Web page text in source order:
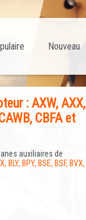
Nouveau
: AXW, AXX,
CBFA et
auxiliaires de
BPY, BSE, BSF, BVX,